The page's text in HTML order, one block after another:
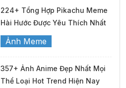
224+ Tổng Hợp Pikachu Meme
Hài Hước Được Yêu Thích Nhất
Ảnh Meme
357+ Ảnh Anime Đẹp Nhất Mọi
Thể Loại Hot Trend Hiện Nay